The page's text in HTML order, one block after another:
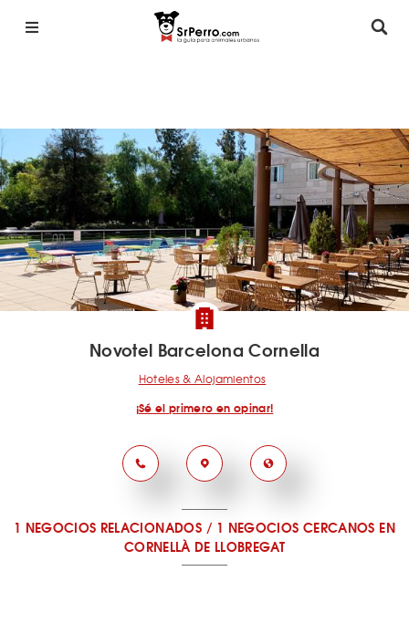
Novotel Barcelona Cornella
Hoteles & Alojamientos
¡Sé el primero en opinar!
1 NEGOCIOS RELACIONADOS/ 1 NEGOCIOS CERCANOS EN
CORNELLÀ DE LLOBREGAT